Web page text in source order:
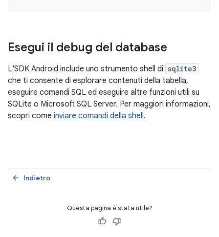
Esegui il debug del database
L'SDK Android include uno strumento shell di sqlite3
che ti consente di esplorare contenuti della tabella,
eseguire comandi SQL ed eseguire altre funzioni utili su
SQLite o Microsoft SQL Server. Per maggiori informazioni,
scopri come inviare comandi della shell.
Indietro
arrow_back
Questa pagina è stata utile?